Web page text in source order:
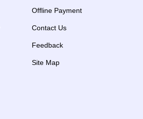
Offline Payment
Contact Us
Feedback
Site Map